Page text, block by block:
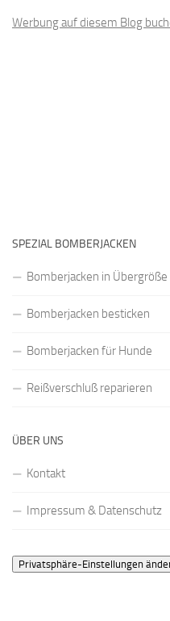
Werbung auf diesem Blog
SPEZIAL BOMBERJACKEN
Bomberjacken in Übergröße
Bomberjacken besticken
Bomberjacken für Hunde
Reißverschluß reparieren
ÜBER UNS
Kontakt
Impressum & Datenschutz
Privatsphäre-Einstellungen